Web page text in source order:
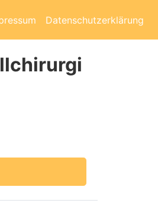
Datenschutzerklärung